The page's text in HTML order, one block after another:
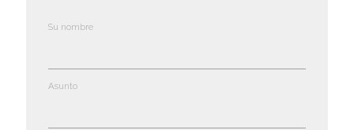
Su nombre
Asunto